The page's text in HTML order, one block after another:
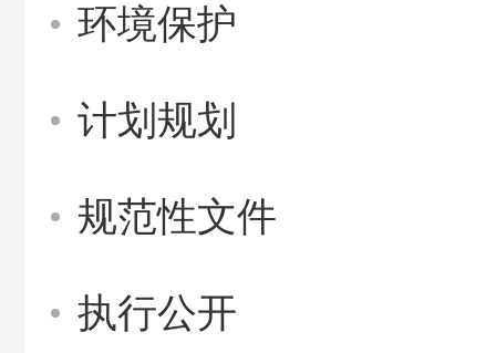
环境保护
计划规划
规范性文件
执行公开